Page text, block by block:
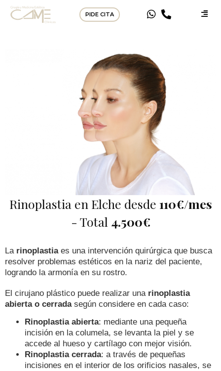
PIDE CITA
Rinoplastia en Elche desde 110€/mes
- Total 4.500€
La rinoplastiaes una intervención quirúrgica que busca
resolver problemas estéticos en la nariz del paciente,
logrando la armonía en su rostro.
El cirujano plástico puede realizar una rinoplastia
abierta o cerradasegún considere en cada caso:
Rinoplastia abierta: mediante una pequeña
incisión en la columela, se levanta la piel y se
accede al hueso y cartílago con mejor visión.
Rinoplastia cerrada: a través de pequeñas
incisiones en el interior de los orificios nasales, se